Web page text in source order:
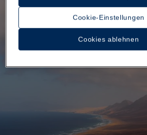
Cookie-Einstellungen
Cookies ablehnen